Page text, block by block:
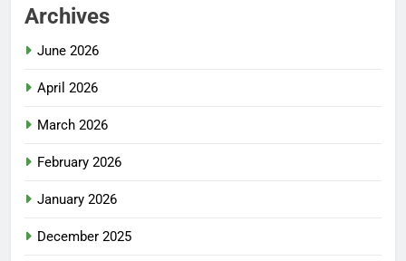
Archives
June 2026
April 2026
March 2026
February 2026
January 2026
December 2025